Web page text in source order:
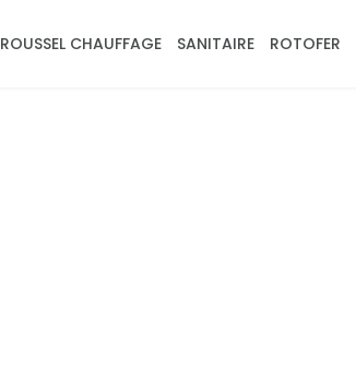
ROUSSEL CHAUFFAGE SANITAIRE ROTOFER